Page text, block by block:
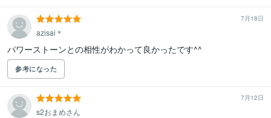
7月18日
azisai＊
パワーストーンとの相性がわかって良かったです^^
参考になった
7月12日
s2おまめさん